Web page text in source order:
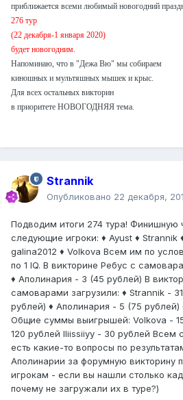
приближается всеми любимый новогодний
276 тур
(22 декабря-1 января 2020)
будет новогодним.
Напоминаю, что в "Дежа Вю" мы собираем
киношных и мультяшных мышек и крыс.
Для всех остальных викторин
в приоритете НОВОГОДНЯЯ тема.
Strannik
Опубликовано 22 декабря,
Подводим итоги 274 тура! Финишную
следующие игроки: ♦ Ayust ♦ Strannik
galina2012 ♦ Volkova Всем им по
по 1 IQ. В викторине Ребус с
♦ Аполинария - 3 (45 рублей) В
самоварами загрузили: ♦ Strannik -
рублей) ♦ Аполинария - 5 (75
Общие суммы выигрышей: Volkova -
120 рублей lliissiiyy - 30 рублей Всем
есть какие-то вопросы по
Аполинарии за форумную викторину
игрокам - если вы нашли столько
почему не загружали их в туре?)